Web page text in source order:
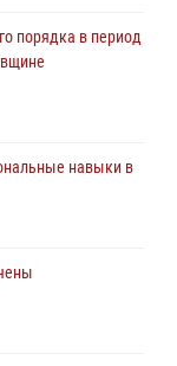
ВСУ жителя
свыше 130
в краже
порядка в период
навыки в